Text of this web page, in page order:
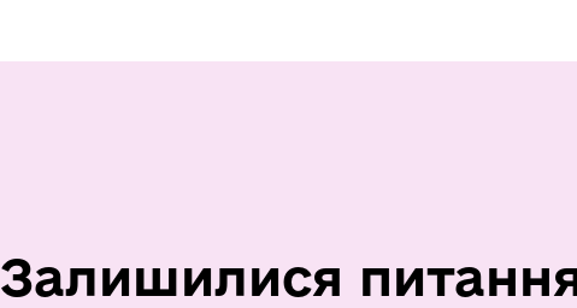
Залишилися